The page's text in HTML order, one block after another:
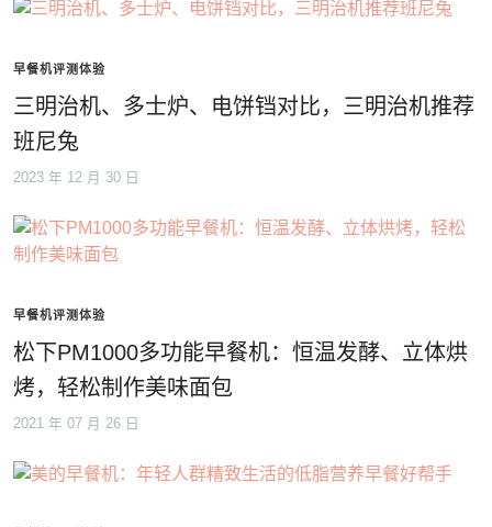
早餐机评测体验
三明治机、多士炉、电饼铛对比，三明治机推荐
班尼兔
2023 年 12 月 30 日
早餐机评测体验
松下PM1000多功能早餐机：恒温发酵、立体烘
烤，轻松制作美味面包
2021 年 07 月 26 日